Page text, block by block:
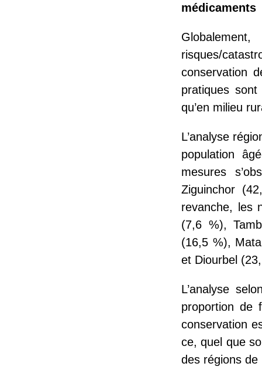
médicaments
risques/
conservation
pratiques
qu’en milieu
L’analyse
population
mesures
Ziguinchor
revanche, les
(7,6 %),
(16,5 %),
et Diourbel
L’analyse
proportion de
conservation
ce, quel que
des régions de